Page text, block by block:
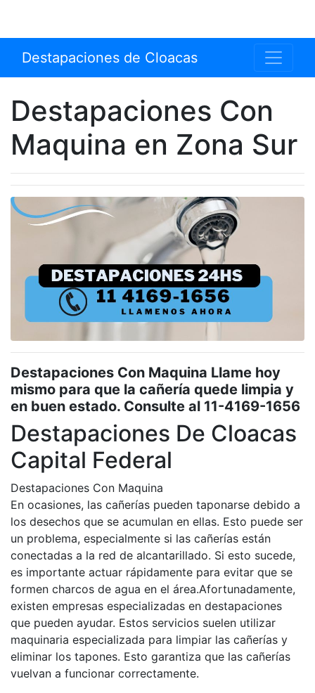
Destapaciones de Cloacas
Destapaciones Con
Maquina en Zona Sur
Destapaciones Con Maquina Llame hoy
mismo para que la cañería quede limpia y
en buen estado. Consulte al 11-4169-1656
Destapaciones De Cloacas
Capital Federal
Destapaciones Con Maquina
En ocasiones, las cañerías pueden taponarse debido a
los desechos que se acumulan en ellas. Esto puede ser
un problema, especialmente si las cañerías están
conectadas a la red de alcantarillado. Si esto sucede,
es importante actuar rápidamente para evitar que se
formen charcos de agua en el área.Afortunadamente,
existen empresas especializadas en destapaciones
que pueden ayudar. Estos servicios suelen utilizar
maquinaria especializada para limpiar las cañerías y
eliminar los tapones. Esto garantiza que las cañerías
vuelvan a funcionar correctamente.